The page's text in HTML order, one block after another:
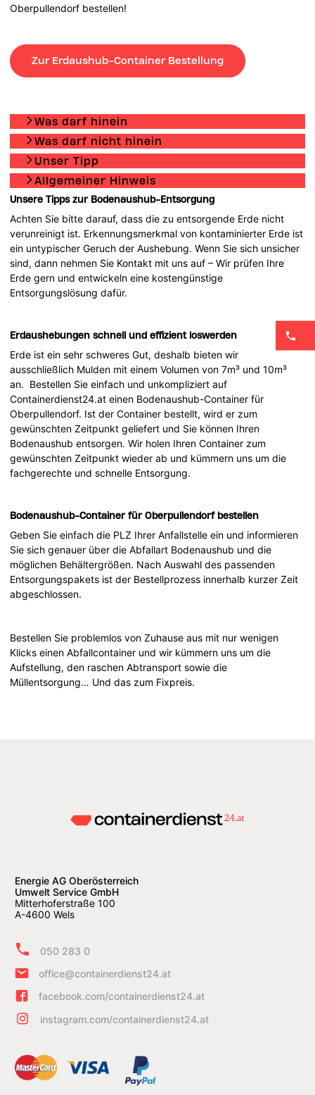
Oberpullendorf bestellen!
Zur Erdaushub-Container Bestellung
Was darf hinein
Was darf nicht hinein
Unser Tipp
Allgemeiner Hinweis
Unsere Tipps zur Bodenaushub-Entsorgung
Achten Sie bitte darauf, dass die zu entsorgende Erde nicht
verunreinigt ist. Erkennungsmerkmal von kontaminierter Erde ist
ein untypischer Geruch der Aushebung. Wenn Sie sich unsicher
sind, dann nehmen Sie Kontakt mit uns auf – Wir prüfen Ihre
Erde gern und entwickeln eine kostengünstige
Entsorgungslösung dafür.
Erdaushebungen schnell und effizient loswerden
Erde ist ein sehr schweres Gut, deshalb bieten wir
ausschließlich Mulden mit einem Volumen von 7m³ und 10m³
an. Bestellen Sie einfach und unkompliziert auf
Containerdienst24.at einen Bodenaushub-Container für
Oberpullendorf. Ist der Container bestellt, wird er zum
gewünschten Zeitpunkt geliefert und Sie können Ihren
Bodenaushub entsorgen. Wir holen Ihren Container zum
gewünschten Zeitpunkt wieder ab und kümmern uns um die
fachgerechte und schnelle Entsorgung.
Bodenaushub-Container für Oberpullendorf bestellen
Geben Sie einfach die PLZ Ihrer Anfallstelle ein und informieren
Sie sich genauer über die Abfallart Bodenaushub und die
möglichen Behältergrößen. Nach Auswahl des passenden
Entsorgungspakets ist der Bestellprozess innerhalb kurzer Zeit
abgeschlossen.
Bestellen Sie problemlos von Zuhause aus mit nur wenigen
Klicks einen Abfallcontainer und wir kümmern uns um die
Aufstellung, den raschen Abtransport sowie die
Müllentsorgung… Und das zum Fixpreis.
Energie AG Oberösterreich
Umwelt Service GmbH
Mitterhoferstraße 100
A-4600 Wels
050 283 0
office@containerdienst24.at
facebook.com/containerdienst24.at
instagram.com/containerdienst24.at